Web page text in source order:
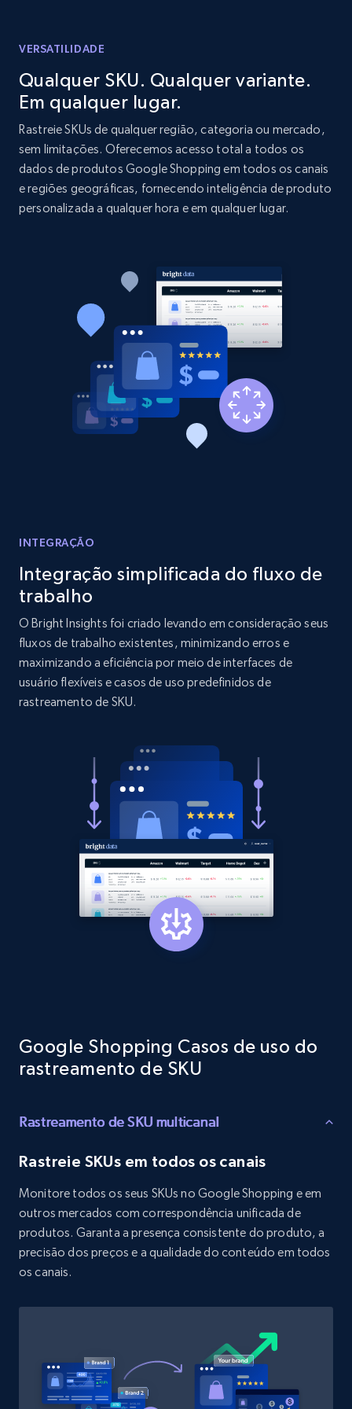
322+ Comece agora
Etsy - Collect data on products using
specified keywords
URL, Product id, Listing inventory id, Title, Rating,
Reviews count shop, Reviews count item, Initial
322+
Etsy - Collects data from shop's URL
URL, Product id, Listing inventory id, Title, Rating,
Reviews count shop, Reviews count item, Initial
price, and more.
Asin, URL, Name, Sponsored, Initial price, Final
price, Currency, Sold, and more.
Target
URL, Product id, Title, Product description,
175+ Comece agora
Target - Gather data on products using
specified keywords
URL, Product id, Title, Product description,
Rating, Reviews count, Initial price, Discount,
Target - Discover products by category url
and more.
1.3K+ 175+ Comece agora
Target - Discover products by specified
UPC
Rating, Reviews count, Initial price, Discount,
1.3K+ 175+ Comece agora
VERSATILIDADE
Qualquer SKU. Qualquer variante.
Em qualquer lugar.
Rastreie SKUs de qualquer região, categoria ou mercado,
sem limitações. Oferecemos acesso total a todos os
dados de produtos Google Shopping em todos os canais
e regiões geográficas, fornecendo inteligência de produto
personalizada a qualquer hora e em qualquer lugar.
INTEGRAÇÃO
Integração simplificada do fluxo de
trabalho
O Bright Insights foi criado levando em consideração seus
fluxos de trabalho existentes, minimizando erros e
maximizando a eficiência por meio de interfaces de
usuário flexíveis e casos de uso predefinidos de
rastreamento de SKU.
Google Shopping Casos de uso do
rastreamento de SKU
Rastreamento de SKU multicanal
Rastreie SKUs em todos os canais
Monitore todos os seus SKUs no Google Shopping e em
outros mercados com correspondência unificada de
produtos. Garanta a presença consistente do produto, a
precisão dos preços e a qualidade do conteúdo em todos
os canais.